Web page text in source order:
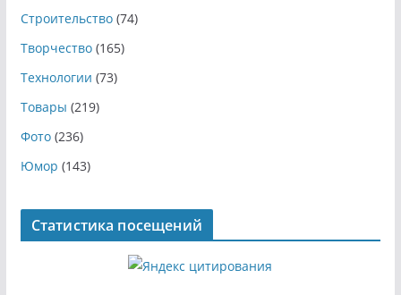
Строительство(74)
Творчество(165)
Технологии (73)
Товары (219)
Фото(236)
Юмор (143)
Статистика посещений